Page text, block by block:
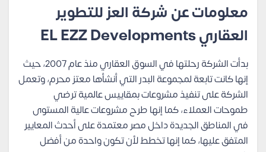
معلومات عن شركة العز للتطوير
العقاري EL EZZ Developments
بدأت الشركة رحلتها في السوق العقاري منذ عام 2007، حيث
إنها كانت تابعة لمجموعة البدر التي أنشأها معتز محرم، وتعمل
الشركة على تنفيذ مشروعات بمقاييس عالمية ترضي
طموحات العملاء، كما إنها طرح مشروعات عالية المستوى
في المناطق الجديدة داخل مصر معتمدة على أحدث المعايير
المتفق عليها، كما إنها تخطط لأن تكون واحدة من أفضل